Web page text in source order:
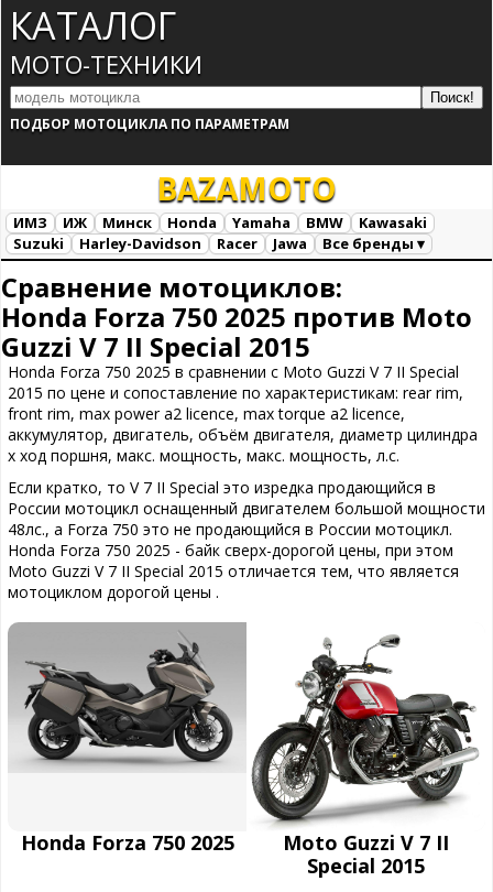
КАТАЛОГ
МОТО-ТЕХНИКИ
ПОДБОР МОТОЦИКЛА ПО ПАРАМЕТРАМ
BAZAMOTO
ИМЗ ИЖ Минск Honda Yamaha BMW
Kawasaki
Suzuki
Harley-Davidson Racer Jawa
Все бренды ▾
Сравнение мотоциклов:
Honda Forza 750 2025 против Moto
Guzzi V 7 II Special 2015
Honda Forza 750 2025 в сравнении с Moto Guzzi V 7 II Special
2015 по цене и сопоставление по характеристикам: rear rim,
front rim, max power a2 licence, max torque a2 licence,
аккумулятор, двигатель, объём двигателя, диаметр цилиндра
х ход поршня, макс. мощность, макс. мощность, л.с.
Если кратко, то V 7 II Special это изредка продающийся в
России мотоцикл оснащенный двигателем большой мощности
48лс., а Forza 750 это не продающийся в России мотоцикл.
Honda Forza 750 2025 - байк сверх-дорогой цены, при этом
Moto Guzzi V 7 II Special 2015 отличается тем, что является
мотоциклом дорогой цены .
Honda Forza 750 2025
Moto Guzzi V 7 II
Special 2015